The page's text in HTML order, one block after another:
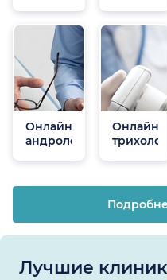
Онлайн
андрологи
Онлайн
трихологи
Лучшие